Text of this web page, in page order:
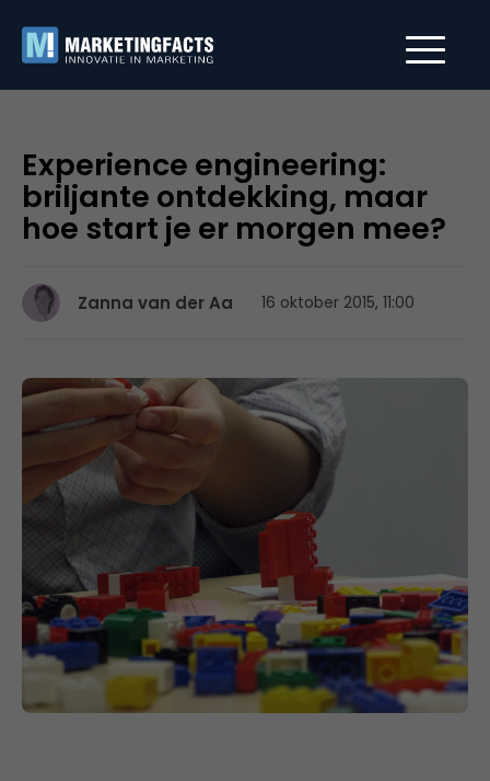
Experience engineering:
briljante ontdekking, maar
hoe start je er morgen mee?
Zanna van der Aa 16 oktober 2015, 11:00